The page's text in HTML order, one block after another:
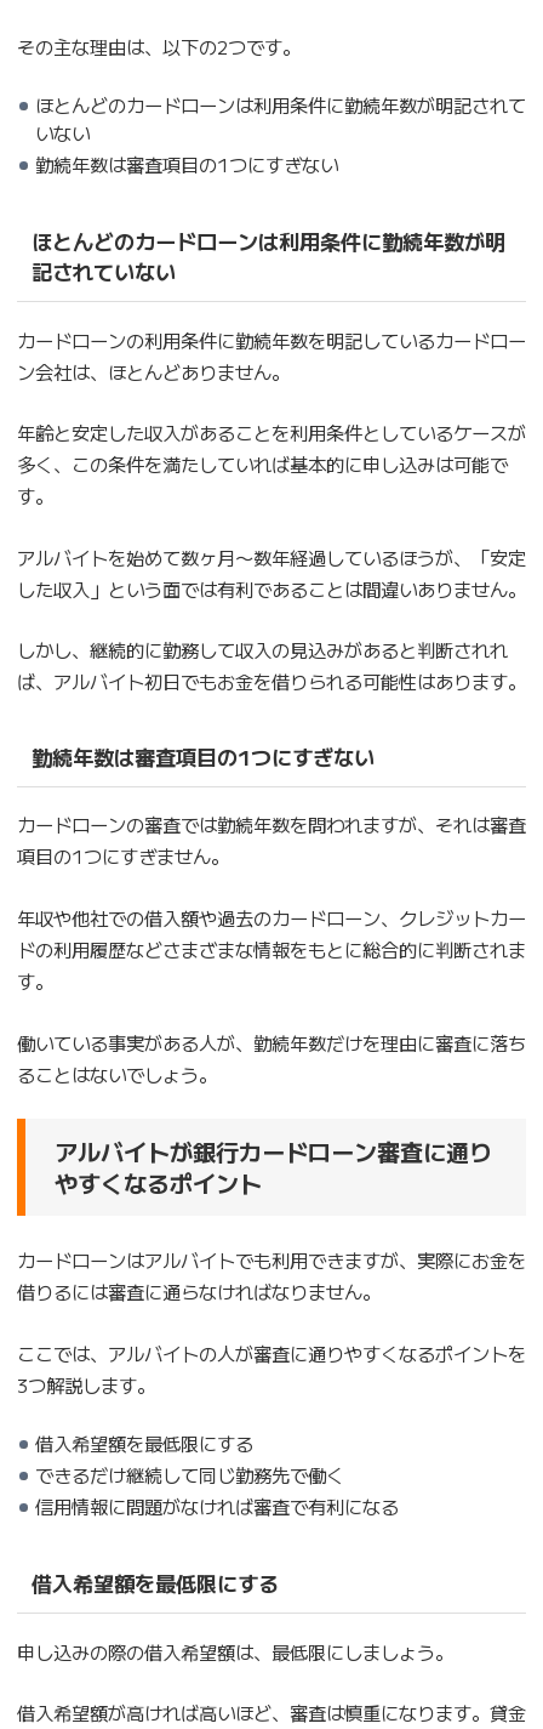
その主な理由は、以下の2つです。
ほとんどのカードローンは利用条件に勤続年数が明記されて
いない
勤続年数は審査項目の1つにすぎない
ほとんどのカードローンは利用条件に勤続年数が明
記されていない
カードローンの利用条件に勤続年数を明記しているカードロー
ン会社は、ほとんどありません。
年齢と安定した収入があることを利用条件としているケースが
多く、この条件を満たしていれば基本的に申し込みは可能で
す。
アルバイトを始めて数ヶ月〜数年経過しているほうが、「安定
した収入」という面では有利であることは間違いありません。
しかし、継続的に勤務して収入の見込みがあると判断されれ
ば、アルバイト初日でもお金を借りられる可能性はあります。
勤続年数は審査項目の1つにすぎない
カードローンの審査では勤続年数を問われますが、それは審査
項目の1つにすぎません。
年収や他社での借入額や過去のカードローン、クレジットカー
ドの利用履歴などさまざまな情報をもとに総合的に判断されま
す。
働いている事実がある人が、勤続年数だけを理由に審査に落ち
ることはないでしょう。
アルバイトが銀行カードローン審査に通り
やすくなるポイント
カードローンはアルバイトでも利用できますが、実際にお金を
借りるには審査に通らなければなりません。
ここでは、アルバイトの人が審査に通りやすくなるポイントを
3つ解説します。
借入希望額を最低限にする
できるだけ継続して同じ勤務先で働く
信用情報に問題がなければ審査で有利になる
借入希望額を最低限にする
申し込みの際の借入希望額は、最低限にしましょう。
借入希望額が高ければ高いほど、審査は慎重になります。貸金